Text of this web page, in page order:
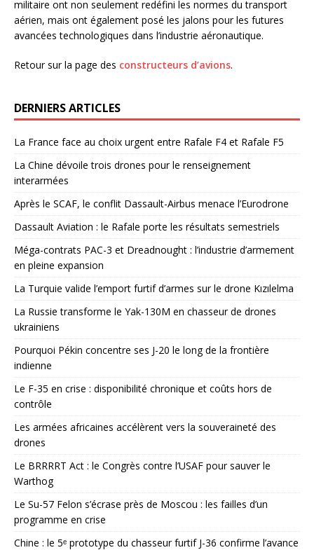
militaire ont non seulement redéfini les normes du transport
aérien, mais ont également posé les jalons pour les futures
avancées technologiques dans l’industrie aéronautique.
Retour sur la page des constructeurs d’avions.
DERNIERS ARTICLES
La France face au choix urgent entre Rafale F4 et Rafale F5
La Chine dévoile trois drones pour le renseignement
interarmées
Après le SCAF, le conflit Dassault-Airbus menace l’Eurodrone
Dassault Aviation : le Rafale porte les résultats semestriels
Méga-contrats PAC-3 et Dreadnought : l’industrie d’armement
en pleine expansion
La Turquie valide l’emport furtif d’armes sur le drone Kızılelma
La Russie transforme le Yak-130M en chasseur de drones
ukrainiens
Pourquoi Pékin concentre ses J-20 le long de la frontière
indienne
Le F-35 en crise : disponibilité chronique et coûts hors de
contrôle
Les armées africaines accélèrent vers la souveraineté des
drones
Le BRRRRT Act : le Congrès contre l’USAF pour sauver le
Warthog
Le Su-57 Felon s’écrase près de Moscou : les failles d’un
programme en crise
Chine : le 5ᵉ prototype du chasseur furtif J-36 confirme l’avance